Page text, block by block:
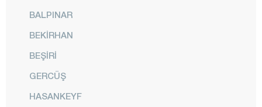
BALPINAR
BEKİRHAN
BEŞİRİ
GERCÜŞ
HASANKEYF